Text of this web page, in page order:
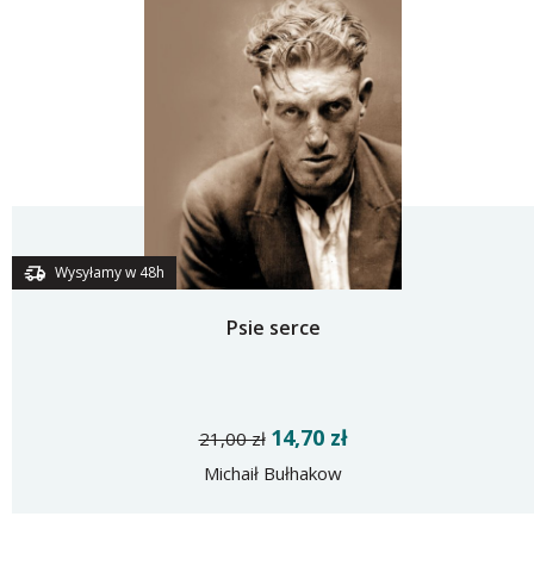
Wysyłamy w 48h
Psie serce
21,00 zł 14,70 zł
Michaił Bułhakow